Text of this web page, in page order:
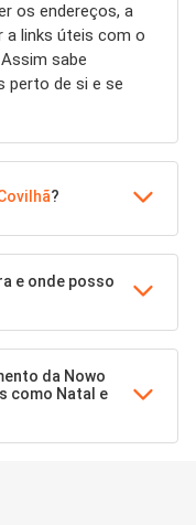
os endereços, a
a links úteis com o
sabe
perto de si e se
?
e onde posso
da Nowo
como Natal e